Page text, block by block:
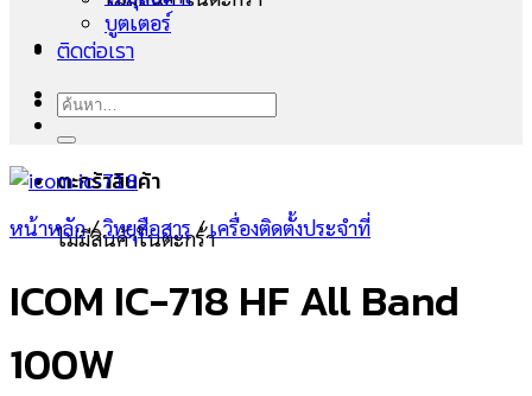
ตะกร้าสินค้า
ไม่มีสินค้าในตะกร้า
บูตเตอร์
ติดต่อเรา
ค้นหา:
หน้าหลัก/วิทยุสือสาร / เครื่องติดตั้งประจำที่
ICOM IC-718 HF All Band
100W